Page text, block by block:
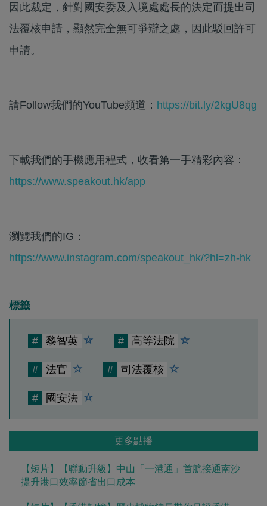
因此裁定，針對國安委及入境處處長的決定而提出司
法覆核申請，顯然完全無可爭辯之處，因此駁回許可
申請。
請Follow我們的YouTube頻道： https://bit.ly/2kgU8qg
下載我們的手機應用程式，收看第一手精彩內容：
https://www.speakout.hk/app
瀏覽我們的IG：
https://www.instagram.com/speakout_hk/?hl=zh-hk
標籤
# 黎智英 # 高等法院
# 法官 # 司法覆核
# 國安法
更多點播
【短片】【聯動升級】中山「一港通」首航接通南沙
提升港口效率節省出口成本